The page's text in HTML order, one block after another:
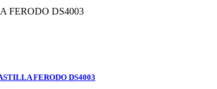
FERODO DS4003
FERODO DS4003